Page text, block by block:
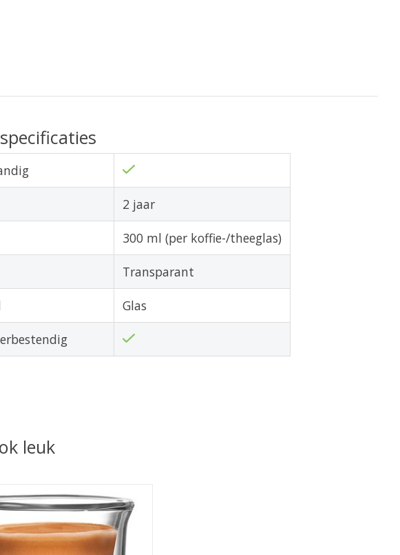
2 jaar
300 ml (per koffie-/theeglas)
Transparant
Glas
leuk